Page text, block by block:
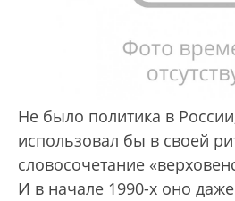
Не было политика в
использовал бы в своей
словосочетание
И в начале 1990-х оно